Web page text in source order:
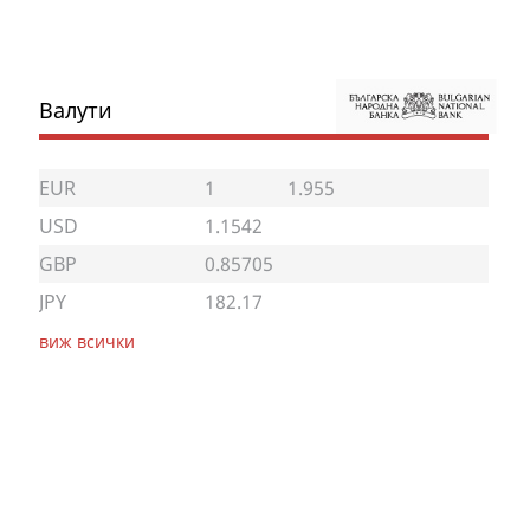
Валути
EUR 1
1.955
USD
1.1542
GBP
0.85705
JPY
182.17
виж всички